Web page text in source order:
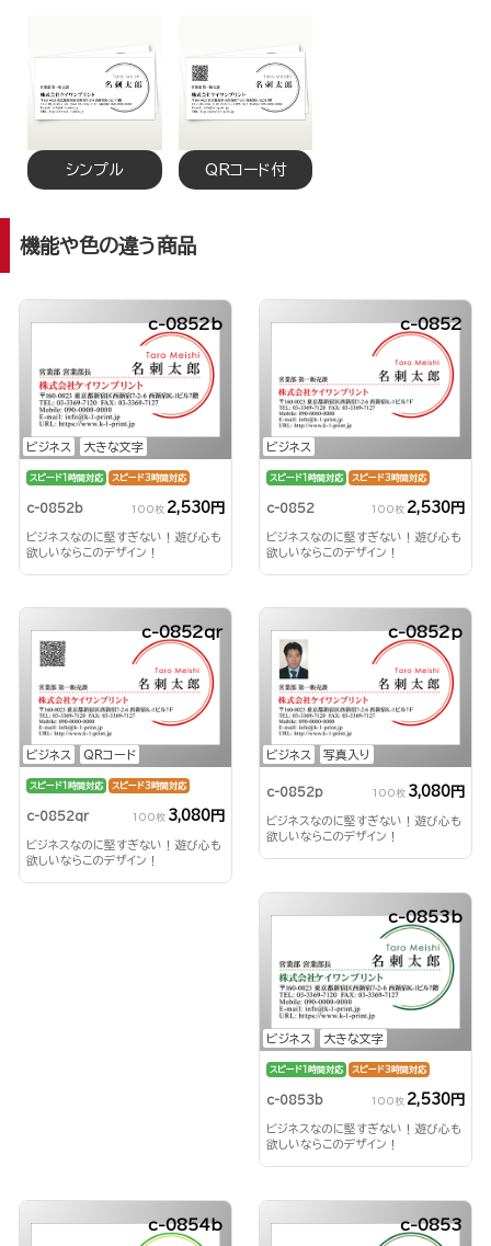
シンプル QRコード付
機能や色の違う商品
ビジネス 大きな文字
c-0852b
スピード1時間対応 スピード3時間対応
c-0852b 100枚 2,530円
ビジネスなのに堅すぎない！遊び心も
欲しいならこのデザイン！
ビジネス
c-0852
スピード1時間対応 スピード3時間対応
c-0852 100枚 2,530円
ビジネスなのに堅すぎない！遊び心も
欲しいならこのデザイン！
ビジネス QRコード
c-0852qr
スピード1時間対応 スピード3時間対応
c-0852qr 100枚 3,080円
ビジネスなのに堅すぎない！遊び心も
欲しいならこのデザイン！
ビジネス 写真入り
c-0852p
c-0852p 100枚 3,080円
ビジネスなのに堅すぎない！遊び心も
欲しいならこのデザイン！
ビジネス 大きな文字
c-0853b
スピード1時間対応 スピード3時間対応
c-0853b 100枚 2,530円
ビジネスなのに堅すぎない！遊び心も
欲しいならこのデザイン！
c-0854b c-0853